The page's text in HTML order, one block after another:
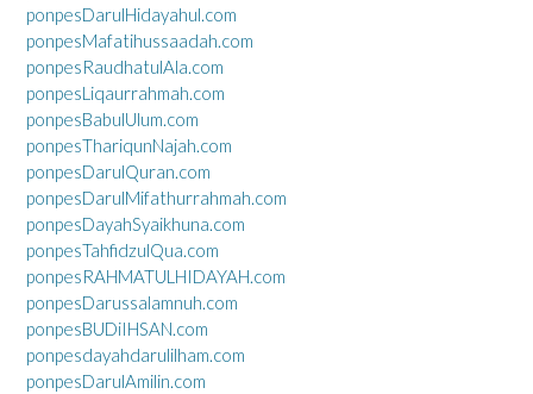
ponpesDarulHidayahul.com
ponpesMafatihussaadah.com
ponpesRaudhatulAla.com
ponpesLiqaurrahmah.com
ponpesBabulUlum.com
ponpesThariqunNajah.com
ponpesDarulQuran.com
ponpesDarulMifathurrahmah.com
ponpesDayahSyaikhuna.com
ponpesTahfidzulQua.com
ponpesRAHMATULHIDAYAH.com
ponpesDarussalamnuh.com
ponpesBUDiIHSAN.com
ponpesdayahdarulilham.com
ponpesDarulAmilin.com